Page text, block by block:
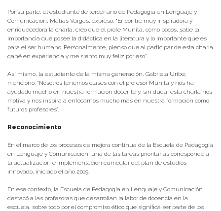
Por su parte, el estudiante de tercer año de Pedagogía en Lenguaje y
Comunicación, Matías Vargas, expresó: “Encontré muy inspiradora y
enriquecedora la charla, creo que el profe Munita, como pocos, sabe la
importancia que posee la didáctica en la literatura y lo importante que es
para el ser humano. Personalmente, pienso que al participar de esta charla
gané en experiencia y me siento muy feliz por eso”.
Así mismo, la estudiante de la misma generación, Gabriela Uribe,
mencionó: “Nosotros tenemos clases con el profesor Munita y nos ha
ayudado mucho en nuestra formación docente y, sin duda, esta charla nos
motiva y nos inspira a enfocarnos mucho más en nuestra formación como
futuros profesores”.
Reconocimiento
En el marco de los procesos de mejora continua de la Escuela de Pedagogía
en Lenguaje y Comunicación, una de las tareas prioritarias corresponde a
la actualización e implementación curricular del plan de estudios
innovado, iniciado el año 2019.
En ese contexto, la Escuela de Pedagogía en Lenguaje y Comunicación
destacó a las profesoras que desarrollan la labor de docencia en la
escuela, sobre todo por el compromiso ético que significa ser parte de los